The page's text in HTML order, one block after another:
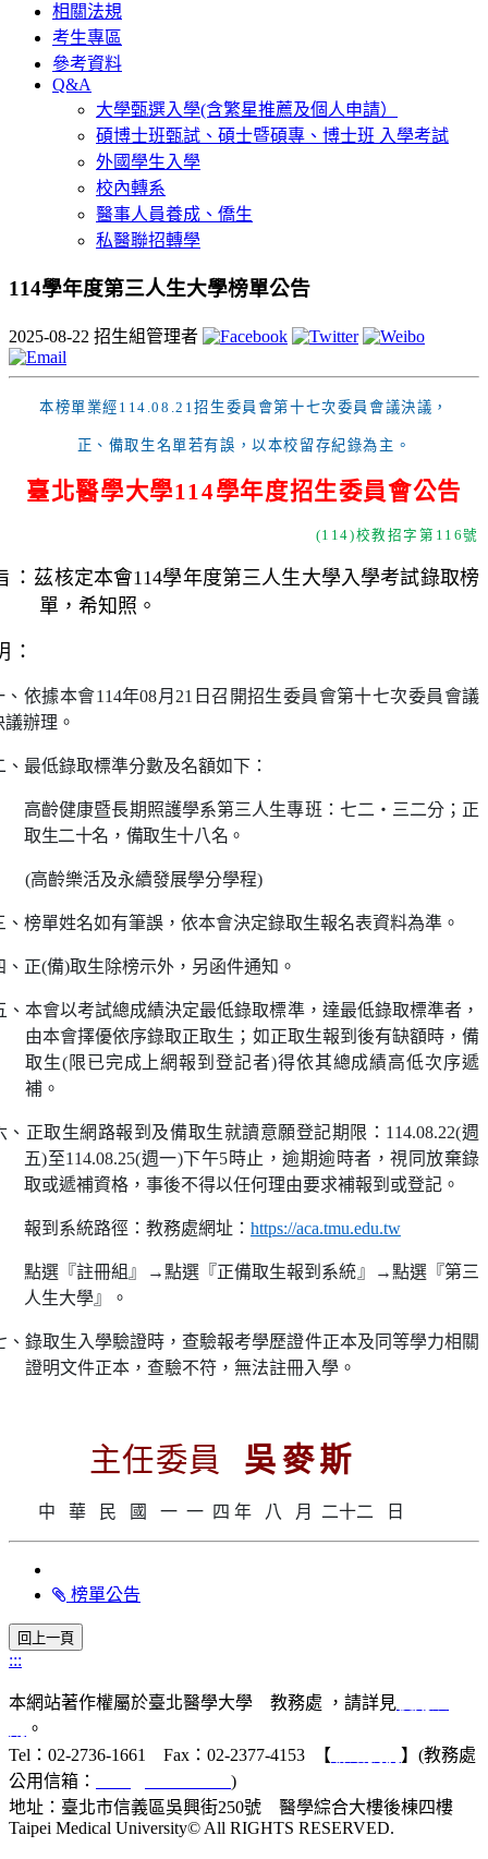
相關法規
考生專區
參考資料
Q&A
大學甄選入學(含繁星推薦及個人申請）
碩博士班甄試、碩士暨碩專、博士班 入學考試
外國學生入學
校內轉系
醫事人員養成、僑生
私醫聯招轉學
114學年度第三人生大學榜單公告
2025-08-22 招生組管理者
本榜單業經 114.08.21招生委員會第十七次委員會議決議，
正、備取生名單若有誤，以本校留存紀錄為主。
臺北醫學大學114學年度招生委員會公告
(114)校教招字第 116號
： 茲核定本會114學年度第三人生大學入學考試錄取榜
單，希知照。
：
、依據本會114年08月 21 日召開招生委員會第十七次委員會議
議辦理。
、最低錄取標準分數及名額如下：
高齡健康暨長期照護學系第三人生專班：七二‧三二分；正
取生二十名，備取生十八名。
(高齡樂活及永續發展學分學程)
、榜單姓名如有筆誤，依本會決定錄取生報名表資料為準。
、正(備)取生除榜示外，另函件通知。
、本會以考試總成績決定最低錄取標準，達最低錄取標準者，
由本會擇優依序錄取正取生；如正取生報到後有缺額時，備
取生(限已完成上網報到登記者)得依其總成績高低次序遞
補。
、正取生網路報到及備取生就讀意願登記期限： 114.08.22(週
五)至114.08.25(週一)下午5時止，逾期逾時者，視同放棄錄
取或遞補資格，事後不得以任何理由要求補報到或登記。
報到系統路徑：教務處網址： https://aca.tmu.edu.tw
點選『註冊組』 →點選『正備取生報到系統』 →點選『第三
人生大學』。
、錄取生入學驗證時，查驗報考學歷證件正本及同等學力相關
證明文件正本，查驗不符，無法註冊入學。
主任委員 吳麥斯
中 華 民 國 一 一 四 年 八 月 二十二 日
榜單公告
:::
本網站著作權屬於臺北醫學大學 教務處 ，請詳見
。
Tel：02-2736-1661 Fax：02-2377-4153 【
】(教務處
公用信箱：
)
地址：臺北市信義區吳興街250號 醫學綜合大樓後棟四樓
Taipei Medical University© All RIGHTS RESERVED.